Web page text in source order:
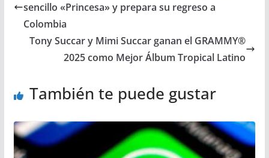
sencillo «Princesa» y prepara su regreso a
Colombia
Tony Succar y Mimi Succar ganan el GRAMMY®
2025 como Mejor Álbum Tropical Latino
También te puede gustar